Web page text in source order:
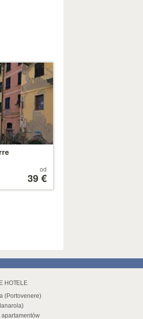
od
39 €
HOTELE
(Portovenere)
apartamentów